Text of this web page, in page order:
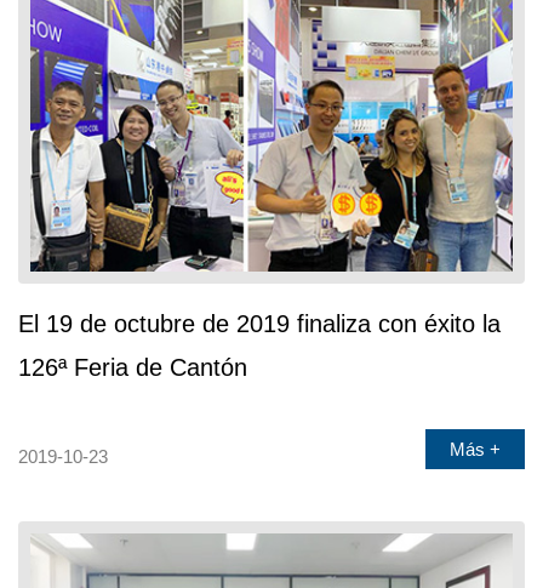
El 19 de octubre de 2019 finaliza con éxito la
126ª Feria de Cantón
2019-10-23 Más +